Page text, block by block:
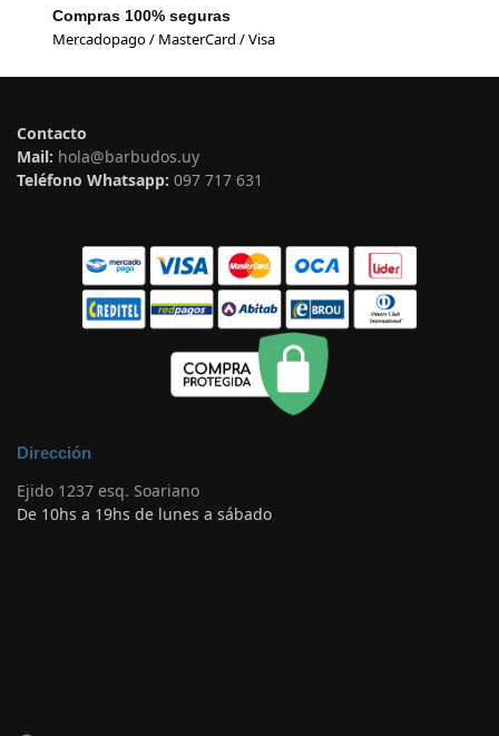
Compras 100% seguras
Mercadopago / MasterCard / Visa
Contacto
Mail: hola@barbudos.uy
Teléfono Whatsapp: 097 717 631
Dirección
Ejido 1237 esq. Soariano
De 10hs a 19hs de lunes a sábado